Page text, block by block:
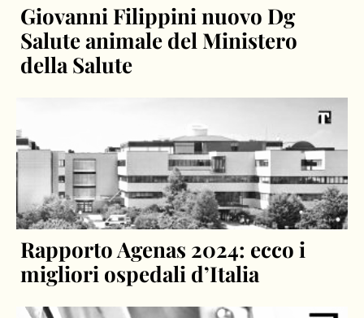
Giovanni Filippini nuovo Dg
Salute animale del Ministero
della Salute
Rapporto Agenas 2024: ecco i
migliori ospedali d’Italia